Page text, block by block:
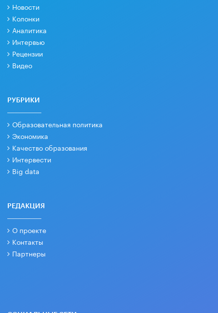
Новости
Колонки
Аналитика
Интервью
Рецензии
Видео
РУБРИКИ
Образовательная политика
Экономика
Качество образования
Интервести
Big data
РЕДАКЦИЯ
О проекте
Контакты
Партнеры